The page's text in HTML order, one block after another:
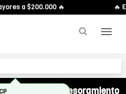
a $200.000 🔥 🔥
y recibí asesoramiento